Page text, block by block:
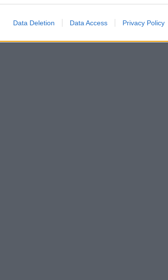
Data Deletion Data Access Privacy Policy